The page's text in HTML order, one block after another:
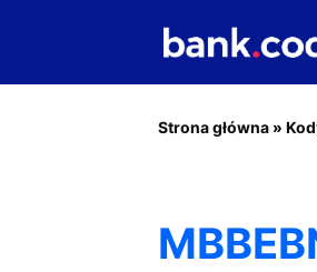
Strona główna »